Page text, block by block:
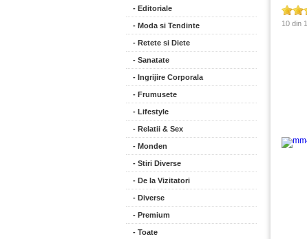
- Editoriale
- Moda si Tendinte
- Retete si Diete
- Sanatate
- Ingrijire Corporala
- Frumusete
- Lifestyle
- Relatii & Sex
- Monden
- Stiri Diverse
- De la Vizitatori
- Diverse
- Premium
- Toate
10 din